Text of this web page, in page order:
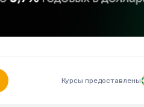
Курсы предоставлены